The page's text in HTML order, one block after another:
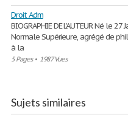
Droit Adm
BIOGRAPHIE DE L’AUTEUR Né le
Normale Supérieure, agrégé de
à la
5 Pages• 1987 Vues
Sujets similaires